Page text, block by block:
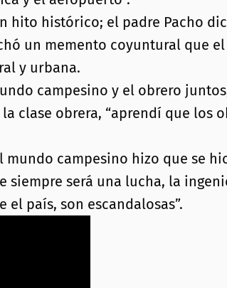
hito histórico; el padre Pacho
un memento coyuntural que
y urbana.
campesino y el obrero
clase obrera, “aprendí que
campesino hizo que se
siempre será una lucha, la
país, son escandalosas”.